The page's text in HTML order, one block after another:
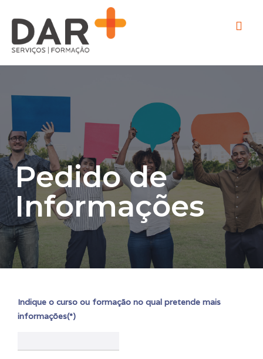
Pedido de
Informações
Indique o curso ou formação no qual pretende mais
informações(*)